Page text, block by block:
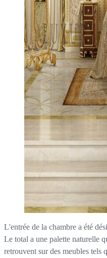
L'entrée de la chambre a été
Le total a une palette naturelle
retrouvent sur des meubles tels